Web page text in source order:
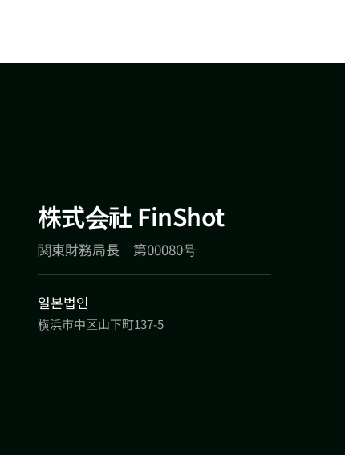
株式会社 FinShot
関東財務局長 第00080号
일본법인
横浜市中区山下町137-5